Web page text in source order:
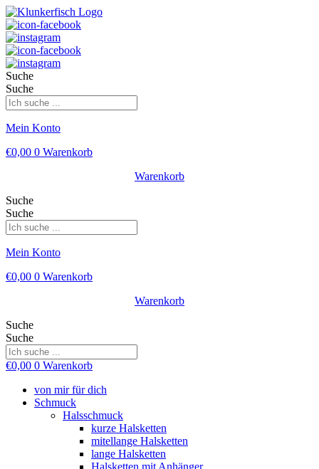
Suche
Suche
Mein Konto
€0,00 0 Warenkorb
Warenkorb
Suche
Suche
Mein Konto
€0,00 0 Warenkorb
Warenkorb
Suche
Suche
€0,00 0 Warenkorb
von mir für dich
Schmuck
Halsschmuck
kurze Halsketten
mitellange Halsketten
lange Halsketten
Halsketten mit Anhänger